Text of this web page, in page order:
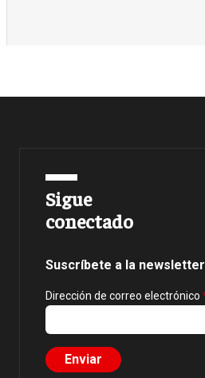
Sigue
conectado
Suscríbete a la newsletter
Dirección de correo electrónico